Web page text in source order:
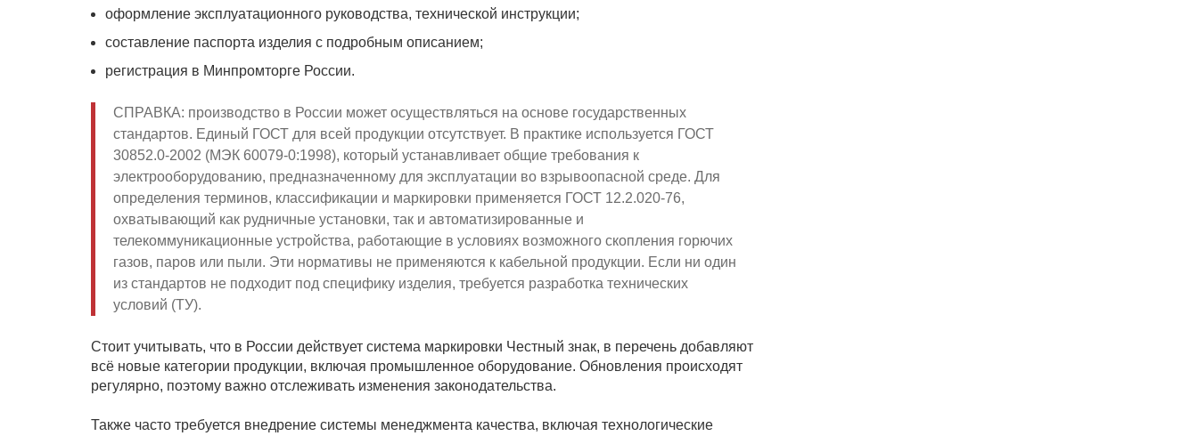
оформление эксплуатационного руководства, технической инструкции;
составление паспорта изделия с подробным описанием;
регистрация в Минпромторге России.
СПРАВКА: производство в России может осуществляться на основе государственных
стандартов. Единый ГОСТ для всей продукции отсутствует. В практике используется ГОСТ
30852.0-2002 (МЭК 60079-0:1998), который устанавливает общие требования к
электрооборудованию, предназначенному для эксплуатации во взрывоопасной среде. Для
определения терминов, классификации и маркировки применяется ГОСТ 12.2.020-76,
охватывающий как рудничные установки, так и автоматизированные и
телекоммуникационные устройства, работающие в условиях возможного скопления горючих
газов, паров или пыли. Эти нормативы не применяются к кабельной продукции. Если ни один
из стандартов не подходит под специфику изделия, требуется разработка технических
условий (ТУ).
Стоит учитывать, что в России действует система маркировки Честный знак, в перечень добавляют
всё новые категории продукции, включая промышленное оборудование. Обновления происходят
регулярно, поэтому важно отслеживать изменения законодательства.
Также часто требуется внедрение системы менеджмента качества, включая технологические